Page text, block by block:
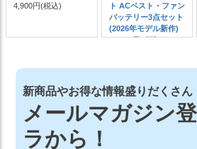
4,900円(税込)
ト ACベスト・ファン
バッテリー3点セット
(2026年モデル新作)
25,600円(税込)
新商品やお得な情報盛りだくさん
メールマガジン
ラから！